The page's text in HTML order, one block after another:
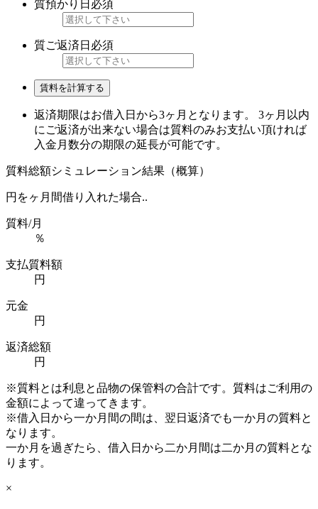
質預かり日 必須
質ご返済日 必須
賃料を計算する
返済期限はお借入日から3ヶ月となります。 3ヶ月以内
にご返済が出来ない場合は質料のみお支払い頂ければ
入金月数分の期限の延長が可能です。
質料総額シミュレーション結果（概算）
円をヶ月間借り入れた場合..
質料/月
％
支払質料額
円
元金
円
返済総額
円
※質料とは利息と品物の保管料の合計です。質料はご利用の
金額によって違ってきます。
※借入日から一か月間の間は、翌日返済でも一か月の質料と
なります。
一か月を過ぎたら、借入日から二か月間は二か月の質料とな
ります。
×